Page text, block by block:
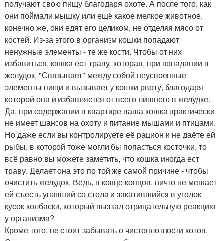
получают свою пищу благодаря охоте. А после того, как
они поймали мышку или ещё какое мелкое животное,
конечно же, они едят его целиком, не отделяя мясо от
костей. Из-за этого в организм кошки попадают
ненужные элементы - те же кости. Чтобы от них
избавиться, кошка ест траву, которая, при попадании в
желудок, "Связывает" между собой неусвоенные
элементы пищи и вызывает у кошки рвоту, благодаря
которой она и избавляется от всего лишнего в желудке.
Да, при содержании в квартире ваша кошка практически
не имеет шансов на охоту и питание мышами и птицами.
Но даже если вы контролируете её рацион и не даёте ей
рыбы, в которой тоже могли бы попасться косточки, то
всё равно вы можете заметить, что кошка иногда ест
траву. Делает она это по той же самой причине - чтобы
очистить желудок. Ведь, в конце концов, ничто не мешает
ей съесть упавший со стола и закатившийся в уголок
кусок колбаски, который вызвал отрицательную реакцию
у организма?
Кроме того, не стоит забывать о чистоплотности котов.